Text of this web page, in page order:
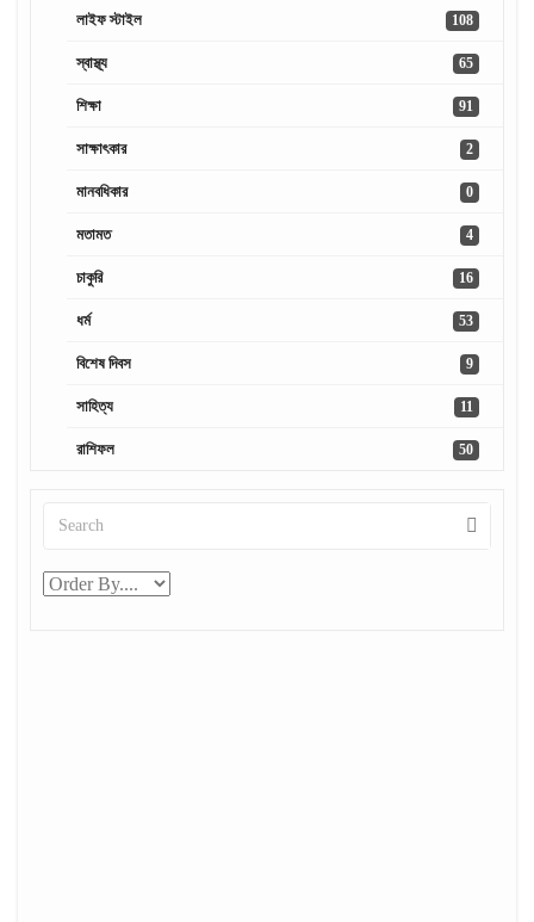
লাইফ স্টাইল 108
স্বাস্থ্য 65
শিক্ষা 91
সাক্ষাৎকার 2
মানবধিকার 0
মতামত 4
চাকুরি 16
ধর্ম 53
বিশেষ দিবস 9
সাহিত্য 11
রাশিফল 50